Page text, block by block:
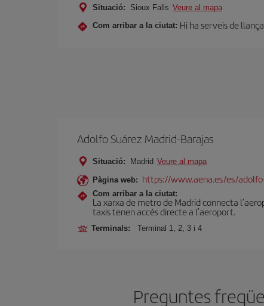
Situació: Sioux Falls Veure al mapa
Com arribar a la ciutat: Hi ha serveis de
Adolfo Suárez Madrid-Barajas
Situació: Madrid Veure al mapa
Pàgina web: https://www.aena.es/es/
Com arribar a la ciutat:
La xarxa de metro de Madrid connecta
taxis tenen accés directe a l’aeroport.
Terminals: Terminal 1, 2, 3 i 4
Preguntes